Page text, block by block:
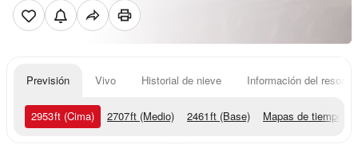
Previsión Vivo Historial de nieve Información del resort
2953ft (Cima) 2707ft (Medio) 2461ft (Base) Mapas de tiempo